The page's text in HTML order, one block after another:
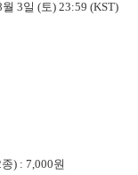
3일 (토) 23:59 (KST)
) : 7,000원